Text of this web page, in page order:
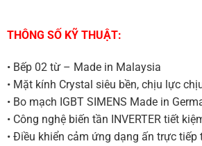
THÔNG SỐ KỸ THUẬT:
• Bếp 02 từ – Made in Malaysia
• Mặt kính Crystal siêu bền, chịu lực
• Bo mạch IGBT SIMENS Made in
• Công nghệ biến tần INVERTER tiết
• Điều khiển cảm ứng dạng ấn trực tiếp